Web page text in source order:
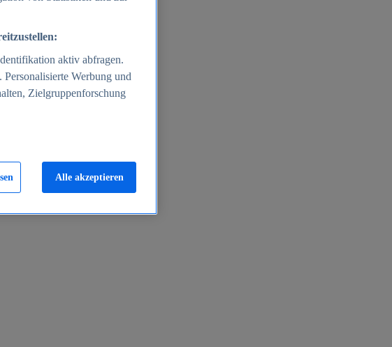
aktiv abfragen.
Werbung und
Zielgruppenforschung
Alle akzeptieren